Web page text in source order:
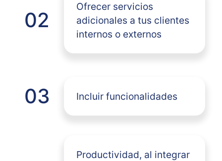
02
Ofrecer servicios
adicionales a tus clientes
internos o externos
03 Incluir funcionalidades
Productividad, al integrar